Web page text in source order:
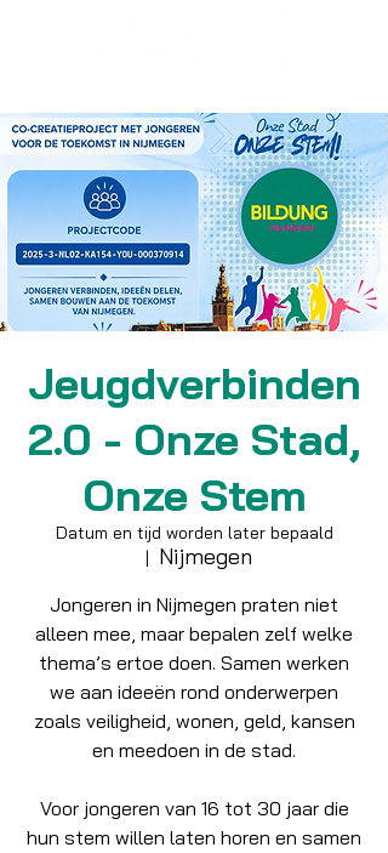
Jeugdverbinden
2.0 - Onze Stad,
Onze Stem
Datum en tijd worden later bepaald
  |
Nijmegen
Jongeren in Nijmegen praten niet
alleen mee, maar bepalen zelf welke
thema’s ertoe doen. Samen werken
we aan ideeën rond onderwerpen
zoals veiligheid, wonen, geld, kansen
en meedoen in de stad.
Voor jongeren van 16 tot 30 jaar die
hun stem willen laten horen en samen